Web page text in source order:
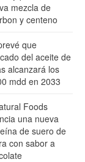
mezcla de
y centeno
que
del aceite de
alcanzará los
mdd en 2033
Foods
una nueva
de suero de
con sabor a